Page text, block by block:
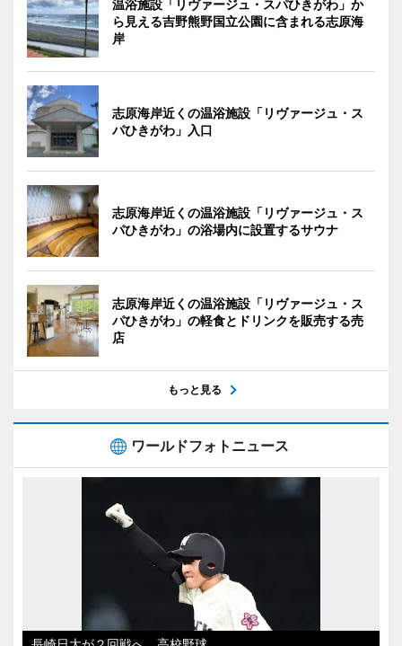
温浴施設「リヴァージュ・スパひきがわ」か
ら見える吉野熊野国立公園に含まれる志原海
岸
志原海岸近くの温浴施設「リヴァージュ・ス
パひきがわ」入口
志原海岸近くの温浴施設「リヴァージュ・ス
パひきがわ」の浴場内に設置するサウナ
志原海岸近くの温浴施設「リヴァージュ・ス
パひきがわ」の軽食とドリンクを販売する売
店
もっと見る
ワールドフォトニュース